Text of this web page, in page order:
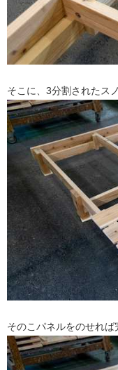
そこに、3分割されたス
そのこパネルをのせれば